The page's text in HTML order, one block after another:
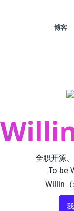
博客
全职开源
To be
Willin（